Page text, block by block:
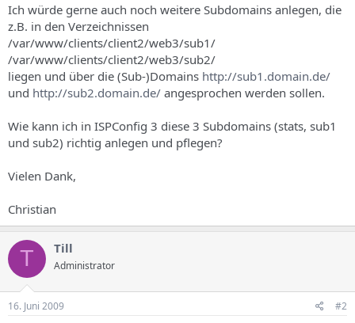
Ich würde gerne auch noch weitere Subdomains anlegen, die
z.B. in den Verzeichnissen
/var/www/clients/client2/web3/sub1/
/var/www/clients/client2/web3/sub2/
liegen und über die (Sub-)Domains http://sub1.domain.de/
und http://sub2.domain.de/ angesprochen werden sollen.
Wie kann ich in ISPConfig 3 diese 3 Subdomains (stats, sub1
und sub2) richtig anlegen und pflegen?
Vielen Dank,
Christian
T Till
Administrator
16. Juni 2009 #2